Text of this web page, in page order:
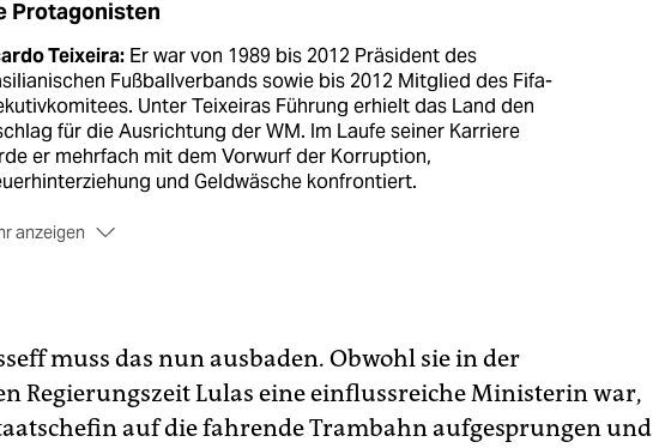
Protagonisten
Teixeira:Er war von 1989 bis 2012 Präsident des
Fußballverbands sowie bis 2012 Mitglied des Fifa-
Unter Teixeiras Führung erhielt das Land den
für die Ausrichtung der WM. Im Laufe seiner Karriere
er mehrfach mit dem Vorwurf der Korruption,
und Geldwäsche konfrontiert.
anzeigen
mit dem sogenannten Mensalão-Skandal
gegen Lula auf.
Rousseff: Die PT-Politikerin ist seit 2011 Präsidentin
muss das nun ausbaden. Obwohl sie in der
Regierungszeit Lulas eine einflussreiche Ministerin war,
auf die fahrende Trambahn aufgesprungen und